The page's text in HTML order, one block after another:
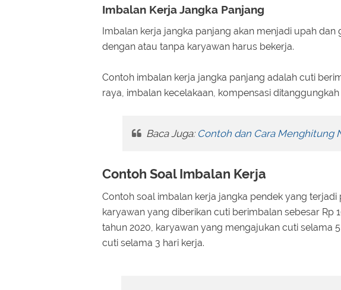
Imbalan Kerja Jangka Panjang
Imbalan kerja jangka panjang akan menjadi upah
dengan atau tanpa karyawan harus bekerja.
Contoh imbalan kerja jangka panjang adalah cuti
raya, imbalan kecelakaan, kompensasi
Baca Juga: Contoh dan Cara Menghitung
Contoh Soal Imbalan Kerja
Contoh soal imbalan kerja jangka pendek yang terjadi
karyawan yang diberikan cuti berimbalan sebesar Rp
tahun 2020, karyawan yang mengajukan cuti selama
cuti selama 3 hari kerja.